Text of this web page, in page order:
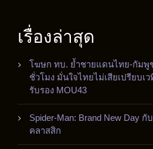
เรื่องล่าสุด
โฆษก ทบ. ย้ำชายแดนไทย-กัมพูช
ชั่วโมง มั่นใจไทยไม่เสียเปรียบเ
รับรอง MOU43
Spider-Man: Brand New Day
คลาสสิก